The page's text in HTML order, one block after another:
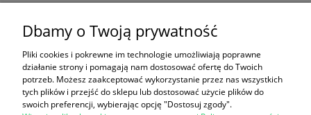
Zakupy
Dbamy o Twoją prywatność
Pliki cookies i pokrewne im technologie umożliwiają poprawne
działanie strony i pomagają nam dostosować ofertę do Twoich
potrzeb. Możesz zaakceptować wykorzystanie przez nas wszystkich
tych plików i przejść do sklepu lub dostosować użycie plików do
swoich preferencji, wybierając opcję "Dostosuj zgody".